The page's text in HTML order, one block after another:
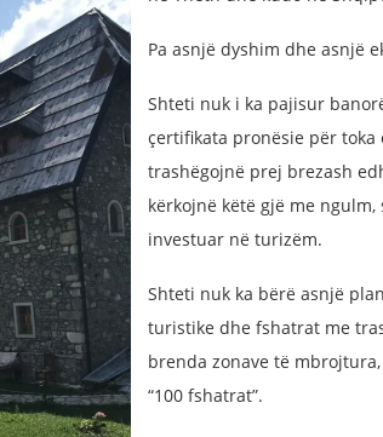
Pa asnjë dyshim dhe asnjë
Shteti nuk i ka pajisur
çertifikata pronësie për toka
trashëgojnë prej brezash
kërkojnë këtë gjë me ngulm,
investuar në turizëm.
Shteti nuk ka bërë asnjë
turistike dhe fshatrat me
brenda zonave të
“100 fshatrat”.